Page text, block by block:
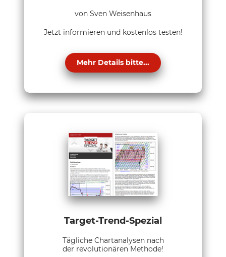
von Sven Weisenhaus
Jetzt informieren und kostenlos testen!
Mehr Details bitte...
Target-Trend-Spezial
Tägliche Chartanalysen nach
der revolutionären Methode!